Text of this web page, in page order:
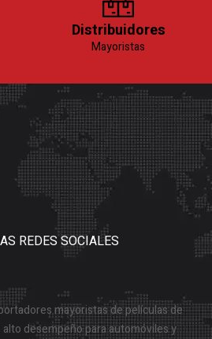
Distribuidores
Mayoristas
REDES SOCIALES
mayoristas de películas de
desempeño para automóviles y